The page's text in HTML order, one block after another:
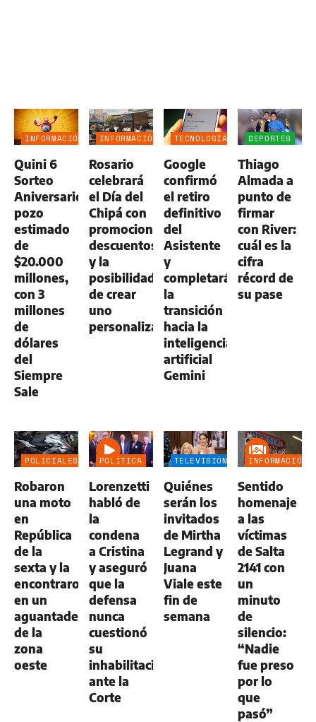
INFORMACIÓN
Quini 6
Sorteo
Aniversario:
pozo
estimado
de
$20.000
millones,
con 3
millones
de
dólares
del
Siempre
Sale
INFORMACIÓN
Rosario
celebrará
el Día del
Chipá con
promociones,
descuentos
y la
posibilidad
de crear
uno
personalizado
TECNOLOGÍA
Google
confirmó
el retiro
definitivo
del
Asistente
y
completará
la
transición
hacia la
inteligencia
artificial
Gemini
DEPORTES
Thiago
Almada a
punto de
firmar
con River:
cuál es la
cifra
récord de
su pase
POLICIALES
Robaron
una moto
en
República
de la
sexta y la
encontraron
en un
aguantadero
de la
zona
oeste
POLÍTICA
Lorenzetti
habló de
la
condena
a Cristina
y aseguró
que la
defensa
nunca
cuestionó
su
inhabilitación
ante la
Corte
TELEVISIÓN
Quiénes
serán los
invitados
de Mirtha
Legrand y
Juana
Viale este
fin de
semana
INFORMACIÓN
Sentido
homenaje
a las
víctimas
de Salta
2141 con
un
minuto
de
silencio:
“Nadie
fue preso
por lo
que
pasó”